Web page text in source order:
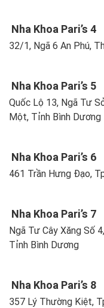
Nha Khoa Pari’s 4
32/1, Ngã 6 An Phú,
Nha Khoa Pari’s 5
Quốc Lộ 13, Ngã Tư
Một, Tỉnh Bình Dương
Nha Khoa Pari’s 6
461 Trần Hưng Đạo,
Nha Khoa Pari’s 7
Ngã Tư Cây Xăng Số
Tỉnh Bình Dương
Nha Khoa Pari’s 8
357 Lý Thường Kiệt,